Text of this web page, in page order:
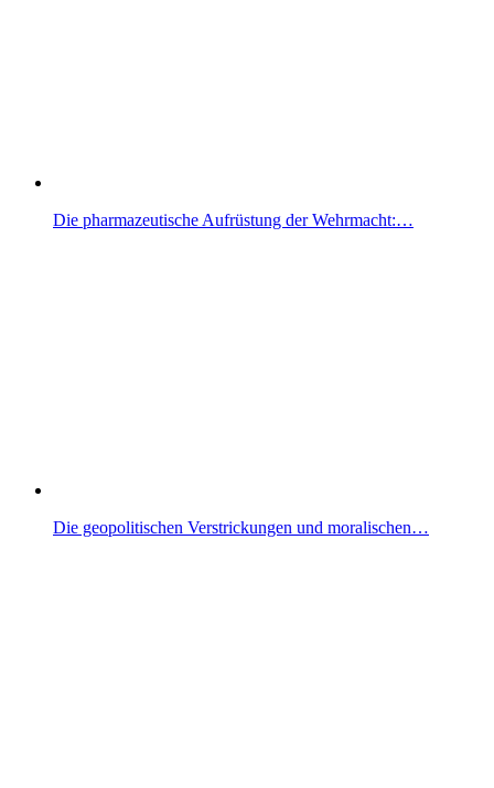
Die pharmazeutische Aufrüstung der Wehrmacht:…
Die geopolitischen Verstrickungen und moralischen…